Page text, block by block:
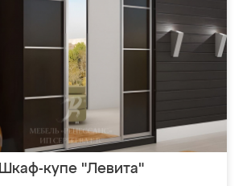
Шкаф-купе "Левита"